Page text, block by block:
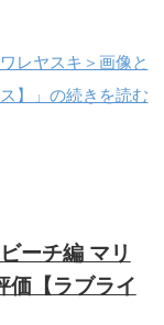
レヤスキ＞画像と
】」の続きを読む
ーチ編 マリ
価【ラブライ